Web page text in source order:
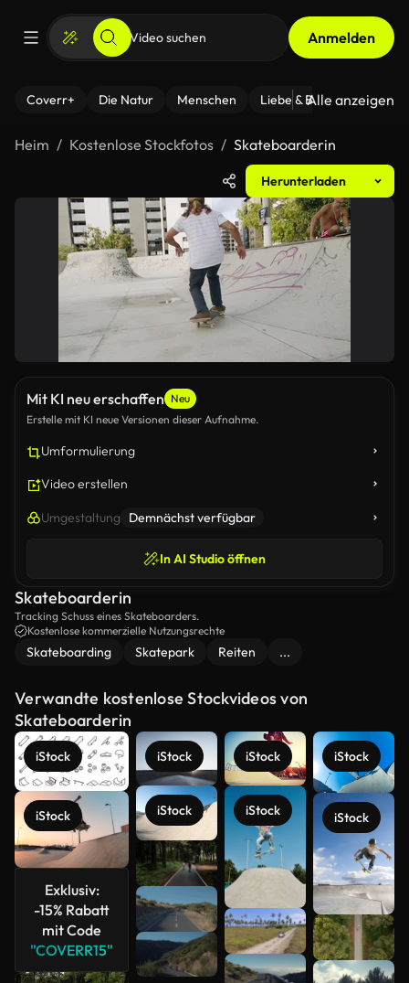
Anmelden
Coverr+ Die Natur Menschen Liebe & Beziehungen
Alle anzeigen
Heim Kostenlose Stockfotos Skateboarderin
Herunterladen
Mit KI neu erschaffen Neu
Erstelle mit KI neue Versionen dieser Aufnahme.
Umformulierung
Video erstellen
Umgestaltung Demnächst verfügbar
In AI Studio öffnen
Skateboarderin
Tracking Schuss eines Skateboarders.
Kostenlose kommerzielle Nutzungsrechte
Skateboarding Skatepark Reiten ...
Verwandte kostenlose Stockvideos von
Skateboarderin
iStock
iStock
Exklusiv:
-15% Rabatt
mit Code
"COVERR15"
iStock
iStock
iStock
iStock
iStock
iStock
Mehr